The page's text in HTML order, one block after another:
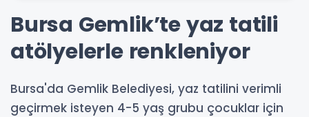
Bursa Gemlik’te yaz tatili
atölyelerle renkleniyor
Bursa'da Gemlik Belediyesi, yaz tatilini verimli
geçirmek isteyen 4-5 yaş grubu çocuklar için